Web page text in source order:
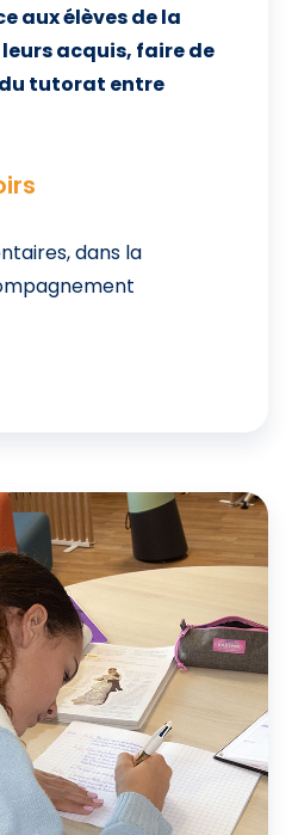
aux élèves de la
acquis, faire de
tutorat entre
dans la